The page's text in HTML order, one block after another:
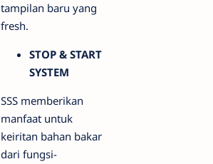
tampilan baru yang
fresh.
STOP & START
SYSTEM
SSS memberikan
manfaat untuk
keiritan bahan bakar
dari fungsi-